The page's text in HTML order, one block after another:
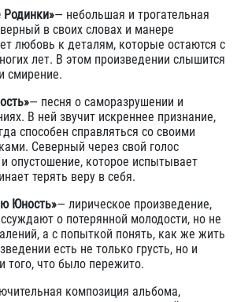
— небольшая и трогательная
в своих словах и манере
любовь к деталям, которые остаются с
лет. В этом произведении слышится
смирение.
— песня о саморазрушении и
В ней звучит искреннее признание,
способен справляться со своими
Северный через свой голос
опустошение, которое испытывает
терять веру в себя.
Юность»— лирическое произведение,
о потерянной молодости, но не
а с попыткой понять, как же жить
есть не только грусть, но и
того, что было пережито.
композиция альбома,